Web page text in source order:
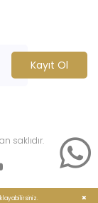
Kayıt Ol
saklıdır.